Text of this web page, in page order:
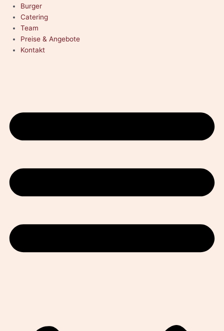
Burger
Catering
Team
Preise & Angebote
Kontakt